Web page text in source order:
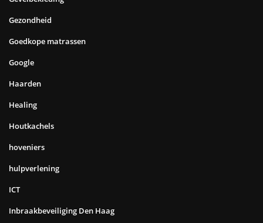
Gezondheid
Goedkope matrassen
Google
Haarden
Healing
Houtkachels
hoveniers
hulpverlening
ICT
Inbraakbeveiliging Den Haag